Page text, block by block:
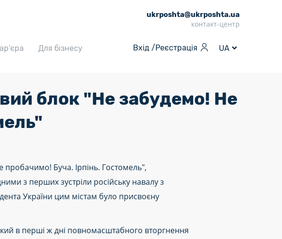
ukrposhta@ukrposhta.ua
контакт-центр
Для бізнесу Вхід /Реєстрація UA
блок "Не забудемо! Не
Буча. Ірпінь. Гостомель",
з перших зустріли російську навалу з
України цим містам було присвоєну
в перші ж дні повномасштабного вторгнення